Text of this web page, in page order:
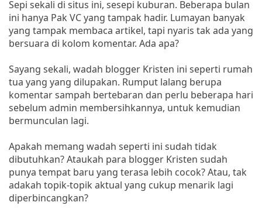
Sepi sekali di situs ini, sesepi kuburan. Beberapa bulan
ini hanya Pak VC yang tampak hadir. Lumayan banyak
yang tampak membaca artikel, tapi nyaris tak ada yang
bersuara di kolom komentar. Ada apa?
Sayang sekali, wadah blogger Kristen ini seperti rumah
tua yang yang dilupakan. Rumput lalang berupa
komentar sampah bertebaran dan perlu beberapa hari
sebelum admin membersihkannya, untuk kemudian
bermunculan lagi.
Apakah memang wadah seperti ini sudah tidak
dibutuhkan? Ataukah para blogger Kristen sudah
punya tempat baru yang terasa lebih cocok? Atau, tak
adakah topik-topik aktual yang cukup menarik lagi
diperbincangkan?